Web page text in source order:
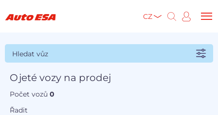
CZ
Hledat vůz
Ojeté vozy na prodej
Počet vozů0
Řadit